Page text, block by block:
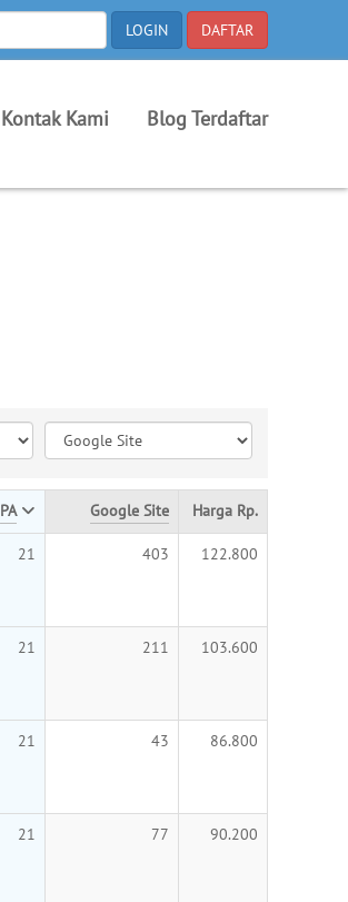
Kontak Kami Blog Terdaftar
PA Google Site Harga Rp.
21 403 122.800
21 211 103.600
21 43 86.800
21 77 90.200